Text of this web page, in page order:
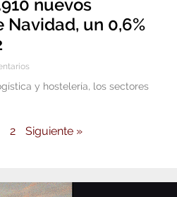
nuevos
un 0,6%
y hostelería, los sectores
2 Siguiente »